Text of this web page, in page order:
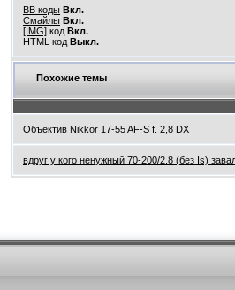
BB коды Вкл.
Смайлы Вкл.
[IMG] код Вкл.
HTML код Выкл.
Похожие темы
Объектив Nikkor 17-55 AF-S f. 2,8 DX
вдруг у кого ненужный 70-200/2.8 (без Is)